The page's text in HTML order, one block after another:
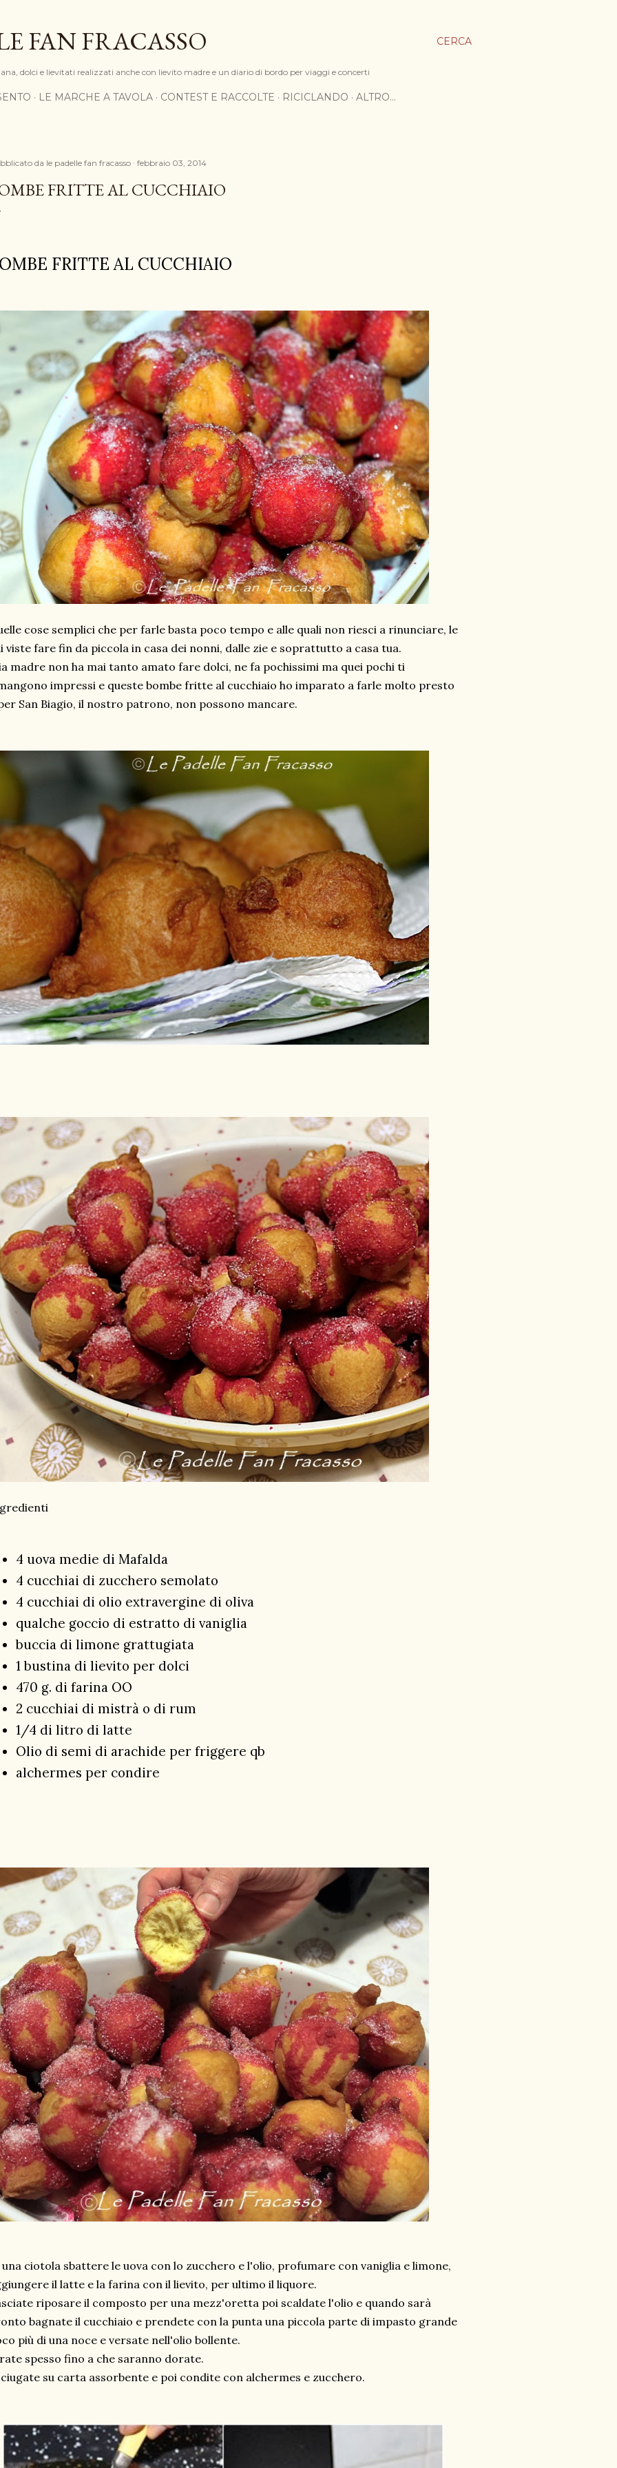
CERCA
FAN FRACASSO
dolci e lievitati realizzati anche con lievito madre e un diario di bordo per viaggi e concerti
LE MARCHE A TAVOLA CONTEST E RACCOLTE RICICLANDO ALTRO…
da le padelle fan fracasso febbraio 03, 2014
FRITTE AL CUCCHIAIO
FRITTE AL CUCCHIAIO
cose semplici che per farle basta poco tempo e alle quali non riesci a rinunciare, le
viste fare fin da piccola in casa dei nonni, dalle zie e soprattutto a casa tua.
madre non ha mai tanto amato fare dolci, ne fa pochissimi ma quei pochi ti
impressi e queste bombe fritte al cucchiaio ho imparato a farle molto presto
San Biagio, il nostro patrono, non possono mancare.
4 uova medie di Mafalda
4 cucchiai di zucchero semolato
4 cucchiai di olio extravergine di oliva
qualche goccio di estratto di vaniglia
buccia di limone grattugiata
1 bustina di lievito per dolci
470 g. di farina OO
2 cucchiai di mistrà o di rum
1/4 di litro di latte
Olio di semi di arachide per friggere qb
alchermes per condire
ciotola sbattere le uova con lo zucchero e l'olio, profumare con vaniglia e limone,
il latte e la farina con il lievito, per ultimo il liquore.
riposare il composto per una mezz'oretta poi scaldate l'olio e quando sarà
bagnate il cucchiaio e prendete con la punta una piccola parte di impasto grande
più di una noce e versate nell'olio bollente.
spesso fino a che saranno dorate.
su carta assorbente e poi condite con alchermes e zucchero.